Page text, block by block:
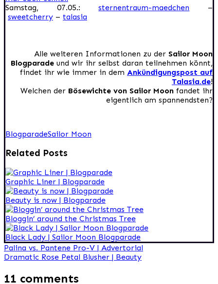
Samstag, 07.05.:sternentraum-maedchen –
sweetcherry – talasia
Alle weiteren Informationen zu der Sailor Moon
Blogparade und wir ihr selbst daran teilnehmen könnt,
findet ihr wie immer in dem Ankündigungspost auf
Talasia.de!
Welchen der Bösewichte von Sailor Moon fandet ihr
eigentlich am spannendsten?
BlogparadeSailor Moon
Related Posts
Graphic Liner | Blogparade
Beauty is now | Blogparade
Bloggin’ around the Christmas Tree
Black Lady | Sailor Moon Blogparade
Beitragsnavigation
Palina vs. Pantene Pro-V | Advertorial
Dramatic Rose Petal Blusher | Beauty
11 comments